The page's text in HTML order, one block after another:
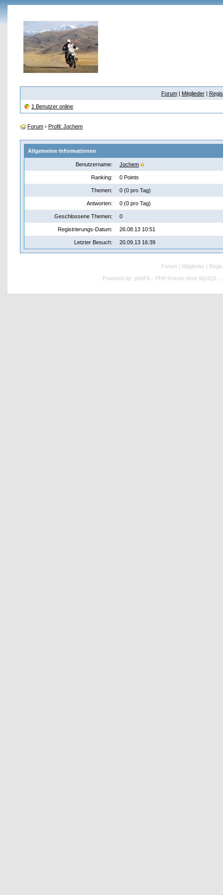
Forum| Mitglieder|
1 Benutzer online
Forum › Profil: Jochem
Allgemeine Informationen
Benutzername: Jochem
Ranking: 0 Points
Themen: 0 (0 pro Tag)
Antworten: 0 (0 pro Tag)
Geschlossene Themen: 0
Registrierungs-Datum: 26.08.13 10:51
Letzter Besuch: 20.09.13 16:39
Forum | Mitglieder |
Powered by: phpFK - PHP-Forum ohne MySQL -